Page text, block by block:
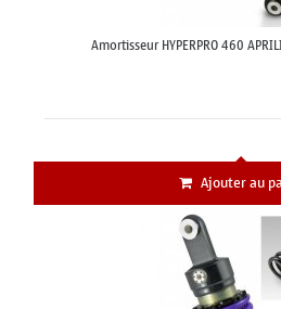
Amortisseur HYPERPRO 460
Ajouter au